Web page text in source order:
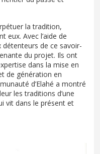
la tradition,
eux. Avec l’aide de
détenteurs de ce savoir-
du projet. Ils ont
dans la mise en
de génération en
d’Elahé a montré
les traditions d’une
vit dans le présent et